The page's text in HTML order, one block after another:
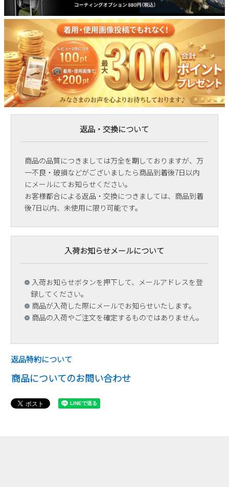
返品・交換について
商品の品質につきましては万全を期しておりますが、万
一不良・破損などがございましたら商品到着後7日以内
にメールにてお知らせください。
お客様都合による返品・交換につきましては、商品到着
後7日以内、未使用に限り可能です。
入荷お知らせメールについて
入荷お知らせボタンを押下して、メールアドレスを登
録してください。
商品が入荷した際にメールでお知らせいたします。
商品の入荷やご注文を確定するものではありません。
返品特約について
商品についてのお問い合わせ